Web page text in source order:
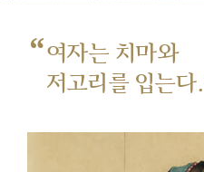
“여자는 치마와
저고리를 입는다.